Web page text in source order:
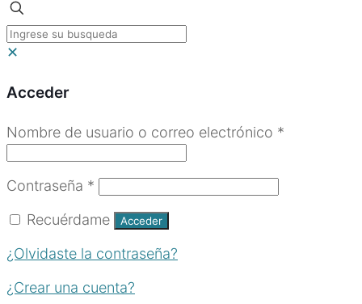
✕
Acceder
Nombre de usuario o correo electrónico *
Contraseña *
Recuérdame Acceder
¿Olvidaste la contraseña?
¿Crear una cuenta?